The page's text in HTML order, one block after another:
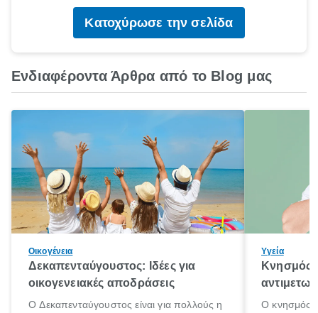
Κατοχύρωσε την σελίδα
Ενδιαφέροντα Άρθρα από το Blog μας
Οικογένεια
Δεκαπενταύγουστος: Ιδέες για
οικογενειακές αποδράσεις
Ο Δεκαπενταύγουστος είναι για πολλούς η
Υγεία
Κνησμός:
Ο κνησμός